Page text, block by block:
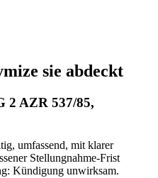
sie abdeckt
2 AZR 537/85,
umfassend, mit klarer
Stellungnahme-Frist
Kündigung unwirksam.